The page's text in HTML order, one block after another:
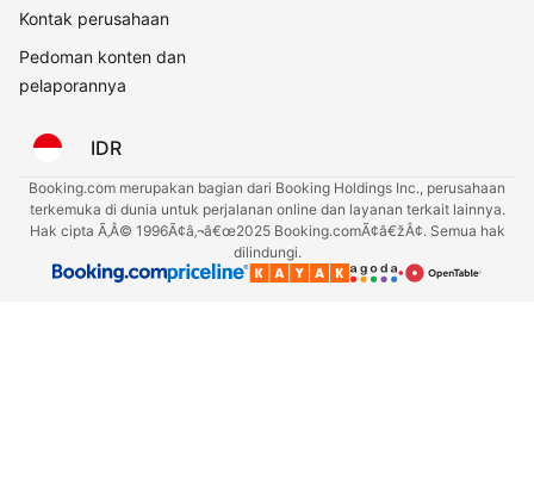
Kontak perusahaan
Pedoman konten dan
pelaporannya
IDR
Booking.com merupakan bagian dari Booking Holdings Inc., perusahaan
terkemuka di dunia untuk perjalanan online dan layanan terkait lainnya.
Hak cipta Ã‚Â© 1996Ã¢â‚¬â€œ2025 Booking.comÃ¢â€žÂ¢. Semua hak
dilindungi.